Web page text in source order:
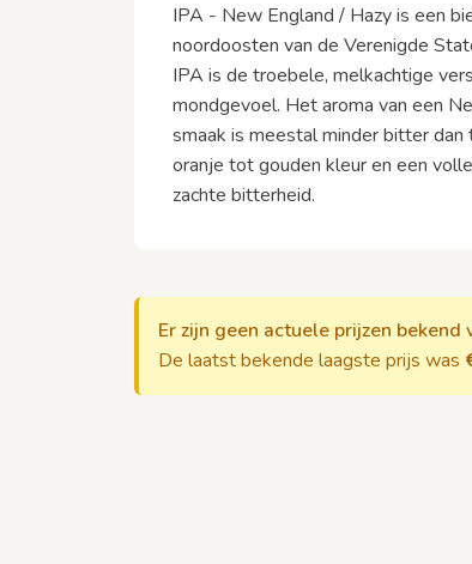
IPA - New England / Hazy is een
noordoosten van de Verenigde
IPA is de troebele, melkachtige
mondgevoel. Het aroma van een
smaak is meestal minder bitter
oranje tot gouden kleur en een
zachte bitterheid.
Er zijn geen actuele prijzen bekend
De laatst bekende laagste prijs was